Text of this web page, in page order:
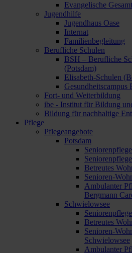
Evangelische
Jugendhilfe
Jugendhaus Oase
Internat
Familienbegleitung
Berufliche Schulen
BSH – Berufliche
(Potsdam)
Elisabeth-Schulen
Gesundheitscampus
Fort- und Weiterbildung
ibe - Institut für Bildung
Bildung für nachhaltige
Pflege
Pflegeangebote
Potsdam
Betreutes
Senioren-
Ambulanter
Bergmann
Schwielowsee
Betreutes
Senioren-
Schwielowsee
Ambulanter